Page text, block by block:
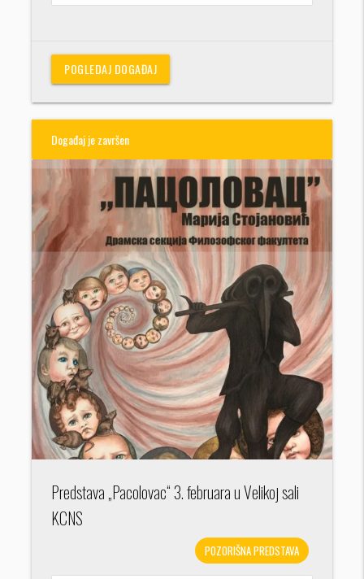
POGLEDAJ DOGAĐAJ
Događaj je završen
Predstava „Pacolovac“ 3. februara u Velikoj sali
KCNS
POZORIŠNA PREDSTAVA